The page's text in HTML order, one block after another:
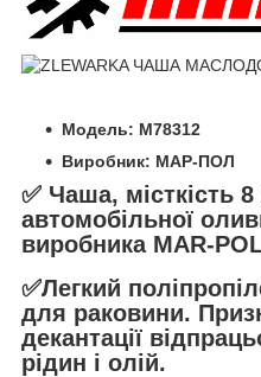
Модель: M78312
Виробник: МАР-ПОЛ
✅ Чаша, місткість
автомобільної
виробника MAR-
✅Легкий
для раковини.
декантації
рідин і олій.